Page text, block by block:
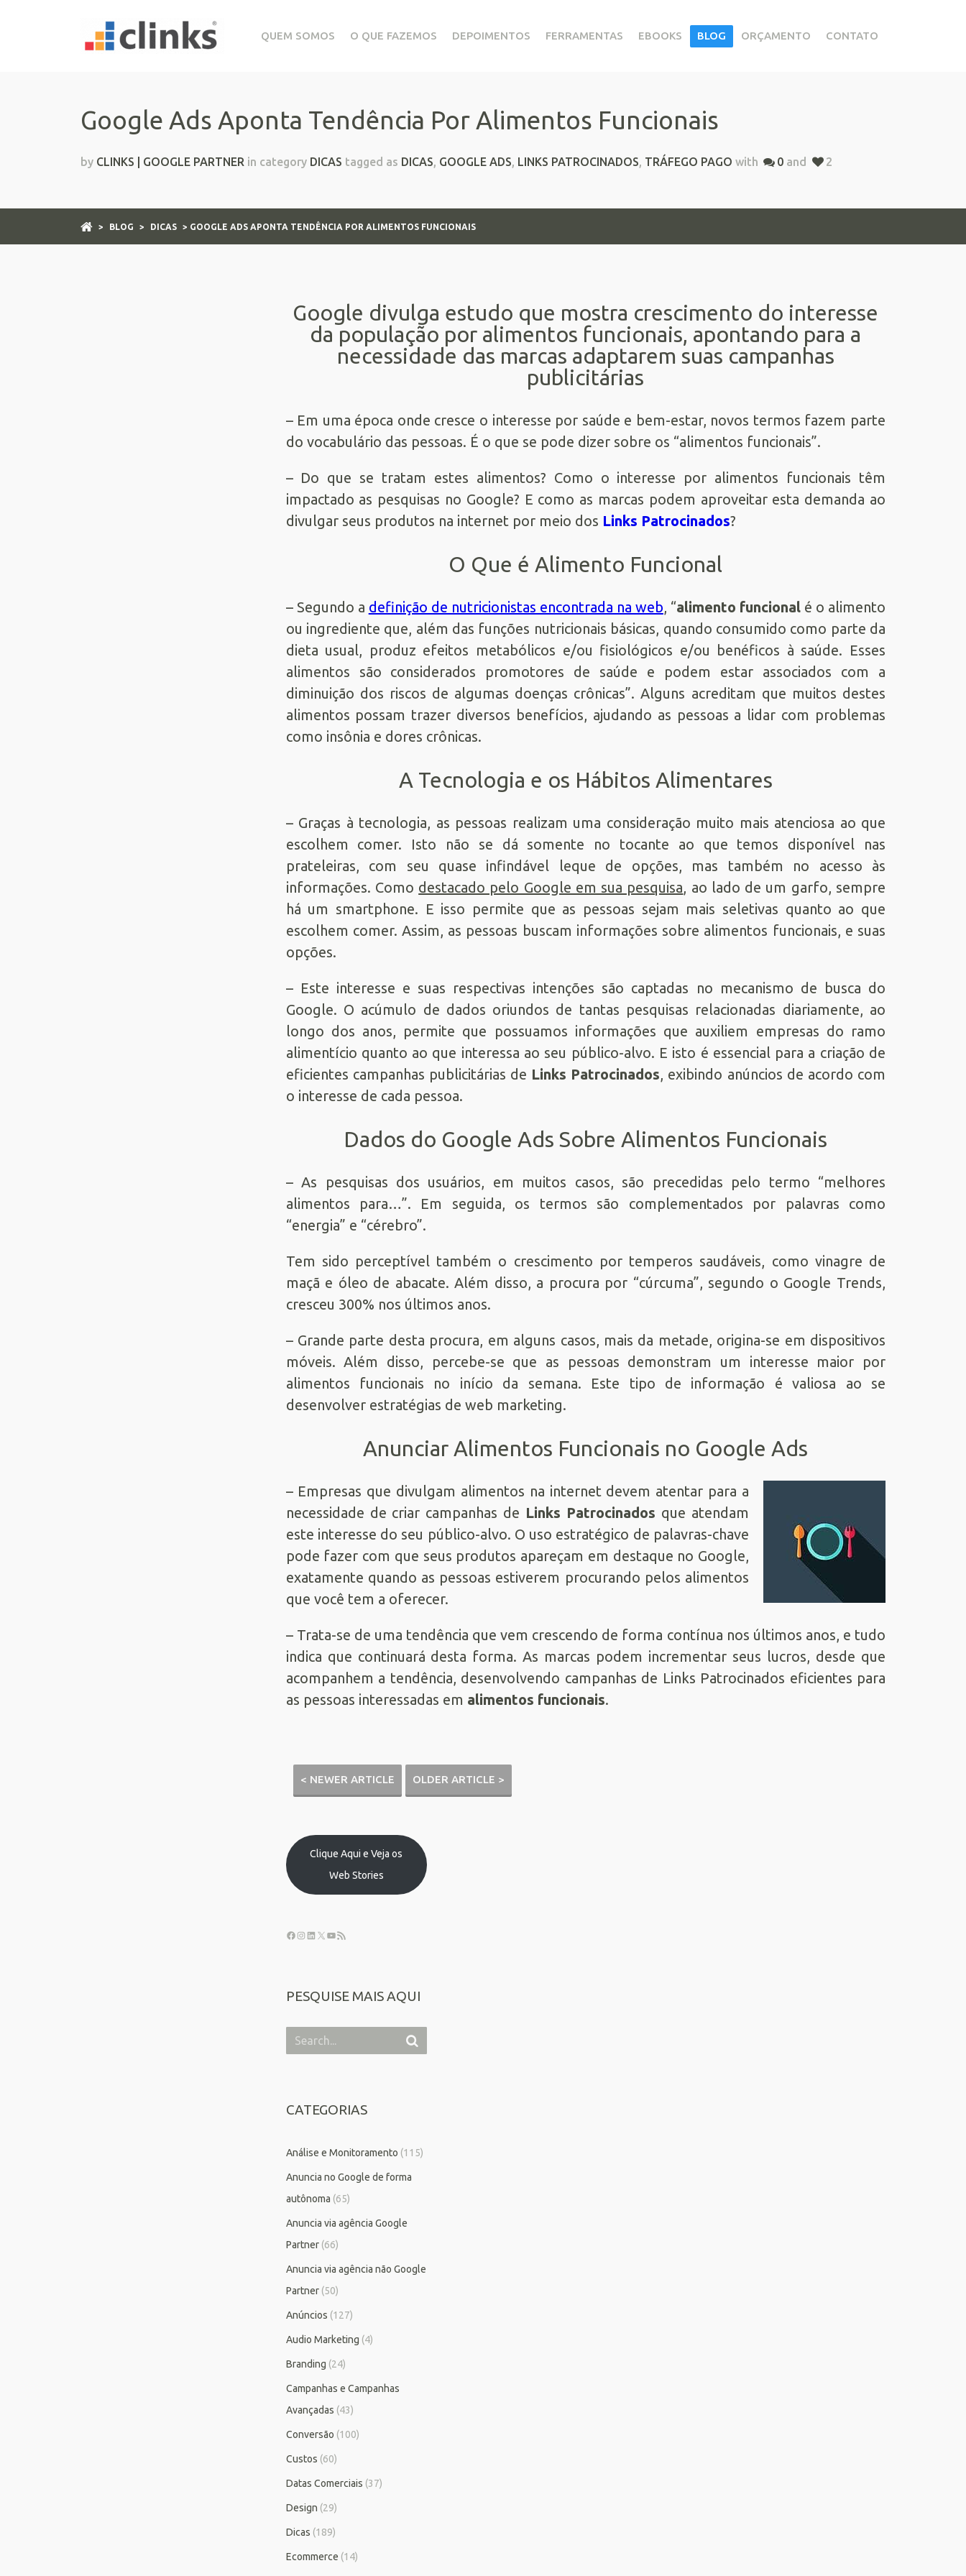
QUEM SOMOS O QUE FAZEMOS DEPOIMENTOS FERRAMENTAS EBOOKS BLOG ORÇAMENTO CONTATO
Google Ads Aponta Tendência Por Alimentos Funcionais
by CLINKS | GOOGLE PARTNER in category DICAS tagged as DICAS, GOOGLE ADS, LINKS PATROCINADOS, TRÁFEGO PAGO with 0 and 2
> BLOG > DICAS > GOOGLE ADS APONTA TENDÊNCIA POR ALIMENTOS FUNCIONAIS
Google divulga estudo que mostra crescimento do interesse
da população por alimentos funcionais, apontando para a
necessidade das marcas adaptarem suas campanhas
publicitárias
– Em uma época onde cresce o interesse por saúde e bem-estar, novos termos fazem parte
do vocabulário das pessoas. É o que se pode dizer sobre os “alimentos funcionais”.
– Do que se tratam estes alimentos? Como o interesse por alimentos funcionais têm
impactado as pesquisas no Google? E como as marcas podem aproveitar esta demanda ao
divulgar seus produtos na internet por meio dos Links Patrocinados?
O Que é Alimento Funcional
– Segundo a definição de nutricionistas encontrada na web, “alimento funcionalé o alimento
ou ingrediente que, além das funções nutricionais básicas, quando consumido como parte da
dieta usual, produz efeitos metabólicos e/ou fisiológicos e/ou benéficos à saúde. Esses
alimentos são considerados promotores de saúde e podem estar associados com a
diminuição dos riscos de algumas doenças crônicas”. Alguns acreditam que muitos destes
alimentos possam trazer diversos benefícios, ajudando as pessoas a lidar com problemas
como insônia e dores crônicas.
A Tecnologia e os Hábitos Alimentares
– Graças à tecnologia, as pessoas realizam uma consideração muito mais atenciosa ao que
escolhem comer. Isto não se dá somente no tocante ao que temos disponível nas
prateleiras, com seu quase infindável leque de opções, mas também no acesso às
informações. Como destacado pelo Google em sua pesquisa, ao lado de um garfo, sempre
há um smartphone. E isso permite que as pessoas sejam mais seletivas quanto ao que
escolhem comer. Assim, as pessoas buscam informações sobre alimentos funcionais, e suas
opções.
– Este interesse e suas respectivas intenções são captadas no mecanismo de busca do
Google. O acúmulo de dados oriundos de tantas pesquisas relacionadas diariamente, ao
longo dos anos, permite que possuamos informações que auxiliem empresas do ramo
alimentício quanto ao que interessa ao seu público-alvo. E isto é essencial para a criação de
eficientes campanhas publicitárias de Links Patrocinados, exibindo anúncios de acordo com
o interesse de cada pessoa.
Dados do Google Ads Sobre Alimentos Funcionais
– As pesquisas dos usuários, em muitos casos, são precedidas pelo termo “melhores
alimentos para…”. Em seguida, os termos são complementados por palavras como
“energia” e “cérebro”.
Tem sido perceptível também o crescimento por temperos saudáveis, como vinagre de
maçã e óleo de abacate. Além disso, a procura por “cúrcuma”, segundo o Google Trends,
cresceu 300% nos últimos anos.
– Grande parte desta procura, em alguns casos, mais da metade, origina-se em dispositivos
móveis. Além disso, percebe-se que as pessoas demonstram um interesse maior por
alimentos funcionais no início da semana. Este tipo de informação é valiosa ao se
desenvolver estratégias de web marketing.
Anunciar Alimentos Funcionais no Google Ads
– Empresas que divulgam alimentos na internet devem atentar para a
necessidade de criar campanhas de Links Patrocinados que atendam
este interesse do seu público-alvo. O uso estratégico de palavras-chave
pode fazer com que seus produtos apareçam em destaque no Google,
exatamente quando as pessoas estiverem procurando pelos alimentos
que você tem a oferecer.
– Trata-se de uma tendência que vem crescendo de forma contínua nos últimos anos, e tudo
indica que continuará desta forma. As marcas podem incrementar seus lucros, desde que
acompanhem a tendência, desenvolvendo campanhas de Links Patrocinados eficientes para
as pessoas interessadas em alimentos funcionais.
< NEWER ARTICLE OLDER ARTICLE >
Clique Aqui e Veja os
Web Stories
PESQUISE MAIS AQUI
CATEGORIAS
Análise e Monitoramento (115)
Anuncia no Google de forma
autônoma (65)
Anuncia via agência Google
Partner(66)
Anuncia via agência não Google
Partner(50)
Anúncios (127)
Audio Marketing (4)
Branding (24)
Campanhas e Campanhas
Avançadas (43)
Conversão (100)
Custos (60)
Datas Comerciais (37)
Design (29)
Dicas (189)
Ecommerce (14)